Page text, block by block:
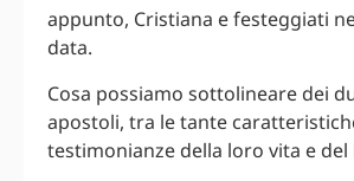
appunto, Cristiana e festeggiati
data.
Cosa possiamo sottolineare dei
apostoli, tra le tante
testimonianze della loro vita e